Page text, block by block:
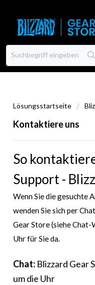
Lösungsstartseite
Kontaktiere uns
So
Support -
Wenn Sie die gesuchte
wenden Sie sich per
Gear Store (siehe
Uhr für Sie da.
Chat: Blizzard Gear
um die Uhr